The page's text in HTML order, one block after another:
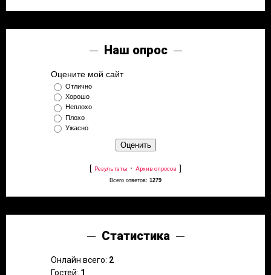
Наш опрос
Оцените мой сайт
Отлично
Хорошо
Неплохо
Плохо
Ужасно
[ Результаты · Архив опросов ]
Всего ответов: 1279
Статистика
Онлайн всего: 2
Гостей: 1